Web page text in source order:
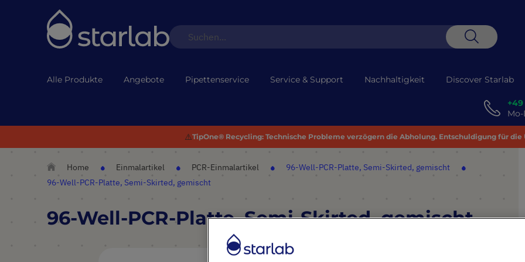
Alle Produkte Angebote Pipettenservice Service & Support Nachhaltigkeit Discover Starlab
⚠️TipOne® Recycling: Technische Probleme verzögern die Abholung. Entschuldigung für
Home Einmalartikel PCR-Einmalartikel
96-Well-PCR-Platte, Semi-Skirted, gemischt
96-Well-PCR-Platte, Semi-Skirted, gemischt
96-Well-PCR-Platte, Semi-Skirted, gemischt